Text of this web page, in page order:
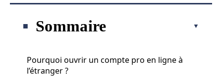
Sommaire
Pourquoi ouvrir un compte pro en ligne à
l’étranger ?